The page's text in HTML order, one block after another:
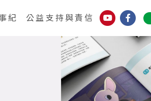
紀 公益支持與責信